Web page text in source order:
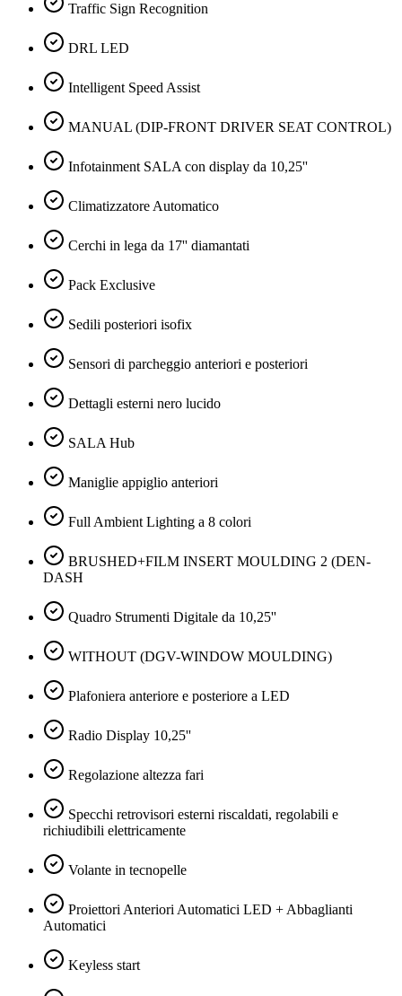
Traffic Sign Recognition
DRL LED
Intelligent Speed Assist
MANUAL (DIP-FRONT DRIVER SEAT CONTROL)
Infotainment SALA con display da 10,25''
Climatizzatore Automatico
Cerchi in lega da 17'' diamantati
Pack Exclusive
Sedili posteriori isofix
Sensori di parcheggio anteriori e posteriori
Dettagli esterni nero lucido
SALA Hub
Maniglie appiglio anteriori
Full Ambient Lighting a 8 colori
BRUSHED+FILM INSERT MOULDING 2 (DEN-
DASH
Quadro Strumenti Digitale da 10,25''
WITHOUT (DGV-WINDOW MOULDING)
Plafoniera anteriore e posteriore a LED
Radio Display 10,25''
Regolazione altezza fari
Specchi retrovisori esterni riscaldati, regolabili e
richiudibili elettricamente
Volante in tecnopelle
Proiettori Anteriori Automatici LED + Abbaglianti
Automatici
Keyless start